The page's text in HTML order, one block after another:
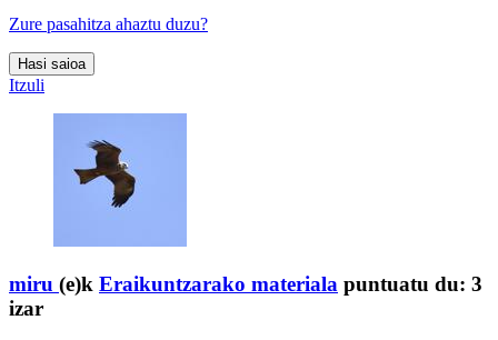
Zure pasahitza ahaztu duzu?
Hasi saioa
Itzuli
miru (e)k Eraikuntzarako materiala puntuatu du: 3
izar